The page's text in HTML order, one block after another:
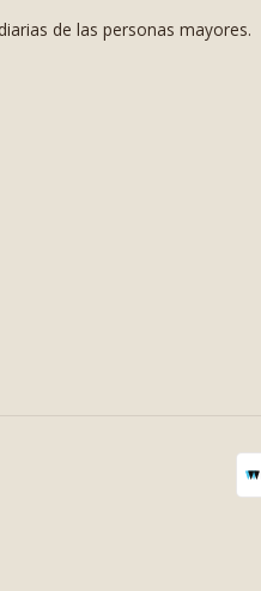
de las personas mayores.